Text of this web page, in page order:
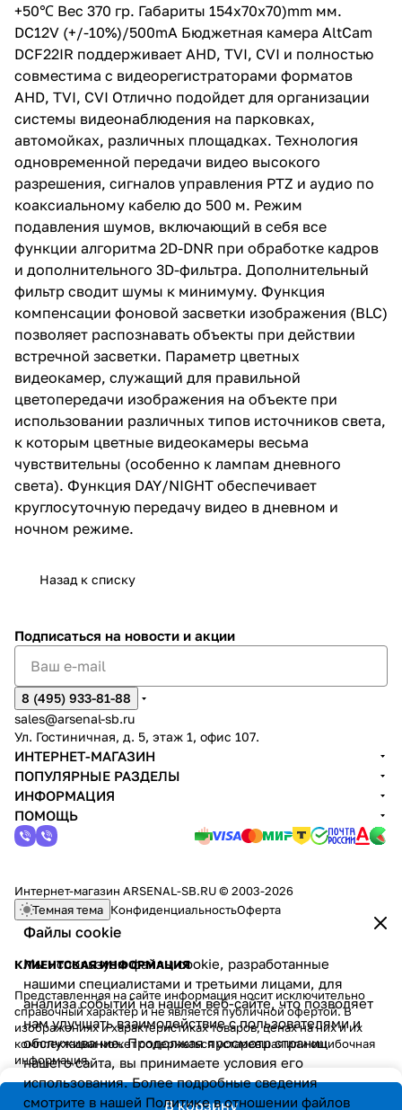
+50℃ Вес 370 гр. Габариты 154x70x70)mm мм.
DC12V (+/-10%)/500mA Бюджетная камера AltCam
DCF22IR поддерживает AHD, TVI, CVI и полностью
совместима с видеорегистраторами форматов
AHD, TVI, CVI Отлично подойдет для организации
системы видеонаблюдения на парковках,
автомойках, различных площадках. Технология
одновременной передачи видео высокого
разрешения, сигналов управления PTZ и аудио по
коаксиальному кабелю до 500 м. Режим
подавления шумов, включающий в себя все
функции алгоритма 2D-DNR при обработке кадров
и дополнительного 3D-фильтра. Дополнительный
фильтр сводит шумы к минимуму. Функция
компенсации фоновой засветки изображения (BLC)
позволяет распознавать объекты при действии
встречной засветки. Параметр цветных
видеокамер, служащий для правильной
цветопередачи изображения на объекте при
использовании различных типов источников света,
к которым цветные видеокамеры весьма
чувствительны (особенно к лампам дневного
света). Функция DAY/NIGHT обеспечивает
круглосуточную передачу видео в дневном и
ночном режиме.
Назад к списку
В корзину
Файлы cookie
Мы используем файлы cookie, разработанные
нашими специалистами и третьими лицами, для
анализа событий на нашем веб-сайте, что позволяет
нам улучшать взаимодействие с пользователями и
обслуживание. Продолжая просмотр страниц
нашего сайта, вы принимаете условия его
использования. Более подробные сведения
смотрите в нашей Политике в отношении файлов
Подписаться на новости и акции
8 (495) 933-81-88
sales@arsenal-sb.ru
Ул. Гостиничная, д. 5, этаж 1, офис 107.
ИНТЕРНЕТ-МАГАЗИН
ПОПУЛЯРНЫЕ РАЗДЕЛЫ
ИНФОРМАЦИЯ
ПОМОЩЬ
Интернет-магазин ARSENAL-SB.RU © 2003-2026
Темная тема КонфиденциальностьОферта
КЛИЕНТСКАЯ ИНФОРМАЦИЯ
Представленная на сайте информация носит исключительно
справочный характер и не является публичной офертой. В
изображениях и характеристиках товаров, ценах на них и их
комплектации может содержаться устаревшая или ошибочная
информация.